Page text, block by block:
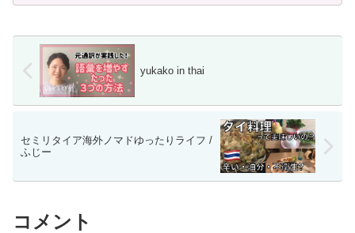
yukako in thai
セミリタイア海外ノマドゆったりライフ /
ふじー
コメント